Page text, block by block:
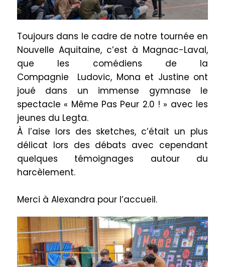
Toujours dans le cadre de notre tournée en
Nouvelle Aquitaine, c’est à Magnac-Laval,
que les comédiens de la
Compagnie
Ludovic, Mona et Justine ont
joué dans un immense gymnase le
spectacle « Même Pas Peur 2.0 ! » avec les
jeunes du Legta.
À l’aise lors des sketches, c’était un plus
délicat lors des débats avec cependant
quelques témoignages autour du
harcèlement.
Merci à Alexandra pour l’accueil.